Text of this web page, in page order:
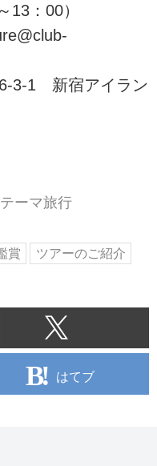
：00）
3-1 新宿アイラン
ーマ旅行
賞
ツアーのご紹介
はてブ